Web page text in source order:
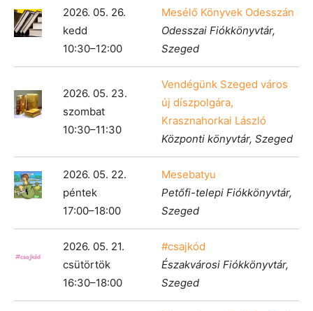
2026. 05. 26.
kedd
10:30–12:00
Mesélő Könyvek Odesszán
Odesszai Fiókkönyvtár,
Szeged
2026. 05. 23.
szombat
10:30–11:30
Vendégünk Szeged város
új díszpolgára,
Krasznahorkai László
Központi könyvtár, Szeged
2026. 05. 22.
péntek
17:00–18:00
Mesebatyu
Petőfi-telepi Fiókkönyvtár,
Szeged
2026. 05. 21.
csütörtök
16:30–18:00
#csajkód
Északvárosi Fiókkönyvtár,
Szeged